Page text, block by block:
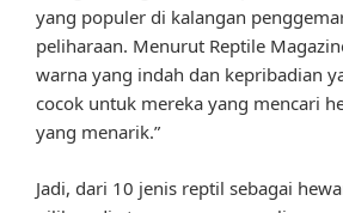
yang populer di kalangan
peliharaan. Menurut Reptile
warna yang indah dan kepribadian
cocok untuk mereka yang mencari
yang menarik.”
Jadi, dari 10 jenis reptil sebagai